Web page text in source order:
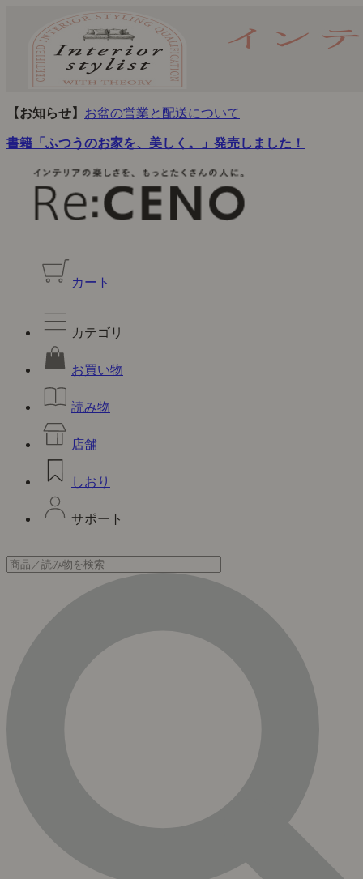
【お知らせ】 お盆の営業と配送について
書籍「ふつうのお家を、美しく。」発売しました！
カート
カテゴリ
お買い物
読み物
店舗
しおり
サポート